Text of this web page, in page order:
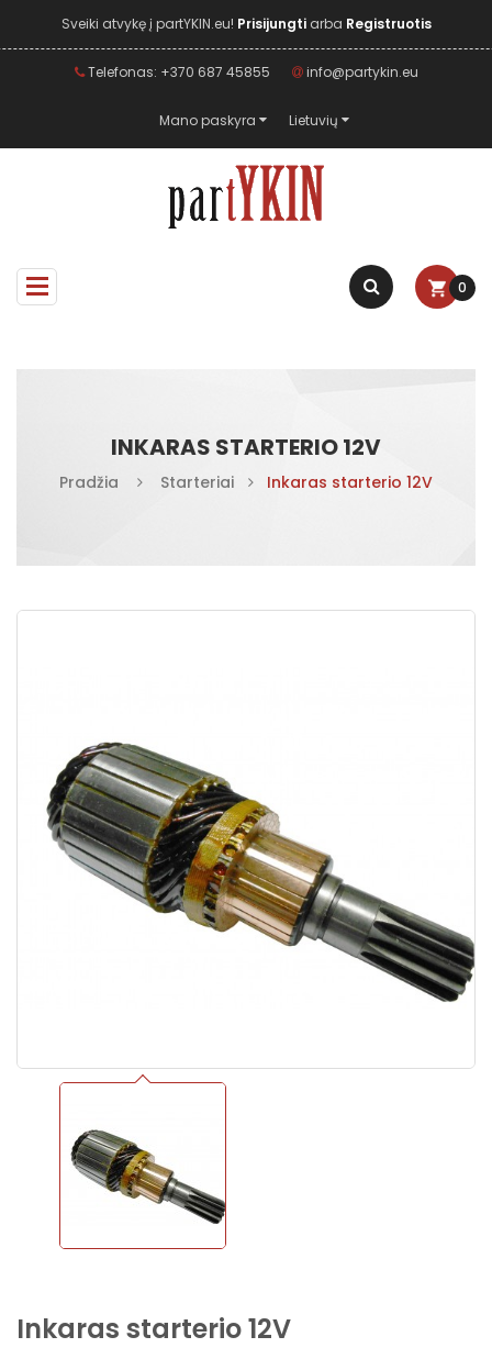
Sveiki atvykę į partYKIN.eu! Prisijungti arba Registruotis
Telefonas: +370 687 45855 info@partykin.eu
Mano paskyra Lietuvių
0
INKARAS STARTERIO 12V
Pradžia Starteriai Inkaras starterio 12V
Inkaras starterio 12V